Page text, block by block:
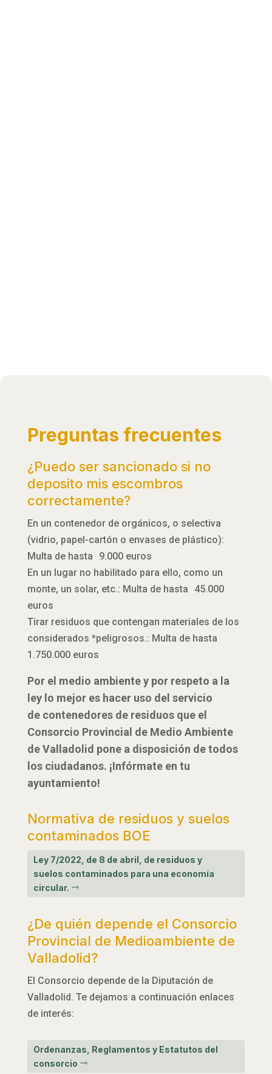
Preguntas frecuentes
¿Puedo ser sancionado si no
deposito mis escombros
correctamente?
En un contenedor de orgánicos, o selectiva
(vidrio, papel-cartón o envases de plástico):
Multa de hasta 9.000 euros
En un lugar no habilitado para ello, como un
monte, un solar, etc.: Multa de hasta 45.000
euros
Tirar residuos que contengan materiales de los
considerados *peligrosos.: Multa de hasta
1.750.000 euros
Por el medio ambiente y por respeto a la
ley lo mejor es hacer uso del servicio
de contenedores de residuos que el
Consorcio Provincial de Medio Ambiente
de Valladolid pone a disposición de todos
los ciudadanos. ¡Infórmate en tu
ayuntamiento!
Normativa de residuos y suelos
contaminados BOE
Ley 7/2022, de 8 de abril, de residuos y
suelos contaminados para una economía
circular.
¿De quién depende el Consorcio
Provincial de Medioambiente de
Valladolid?
El Consorcio depende de la Diputación de
Valladolid. Te dejamos a continuación enlaces
de interés:
Ordenanzas, Reglamentos y Estatutos del
consorcio